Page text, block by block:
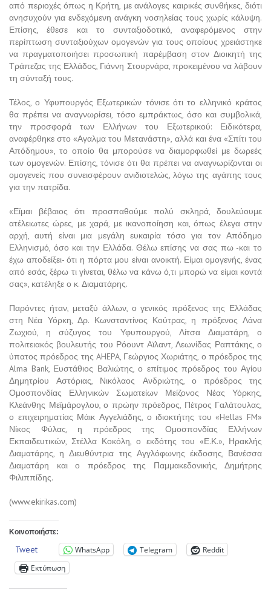
από περιοχές όπως η Κρήτη, με ανάλογες καιρικές συνθήκες, διότι
ανησυχούν για ενδεχόμενη ανάγκη νοσηλείας τους χωρίς κάλυψη.
Επίσης, έθεσε και το συνταξιοδοτικό, αναφερόμενος στην
περίπτωση συνταξιούχων ομογενών για τους οποίους χρειάστηκε
να πραγματοποιήσει προσωπική παρέμβαση στον Διοικητή της
Τράπεζας της Ελλάδος, Γιάννη Στουρνάρα, προκειμένου να λάβουν
τη σύνταξή τους.
Τέλος, ο Υφυπουργός Εξωτερικών τόνισε ότι το ελληνικό κράτος
θα πρέπει να αναγνωρίσει, τόσο εμπράκτως, όσο και συμβολικά,
την προσφορά των Ελλήνων του Εξωτερικού: Ειδικότερα,
αναφέρθηκε στο «Αγαλμα του Μετανάστη», αλλά και ένα «Σπίτι του
Απόδημου», το οποίο θα μπορούσε να διαμορφωθεί με δωρεές
των ομογενών. Επίσης, τόνισε ότι θα πρέπει να αναγνωρίζονται οι
ομογενείς που συνεισφέρουν ανιδιοτελώς, λόγω της αγάπης τους
για την πατρίδα.
«Είμαι βέβαιος ότι προσπαθούμε πολύ σκληρά, δουλεύουμε
ατέλειωτες ώρες, με χαρά, με ικανοποίηση και, όπως έλεγα στην
αρχή, αυτή είναι μια μεγάλη ευκαιρία τόσο για τον Απόδημο
Ελληνισμό, όσο και την Ελλάδα. Θέλω επίσης να σας πω -και το
έχω αποδείξει- ότι η πόρτα μου είναι ανοικτή. Είμαι ομογενής, ένας
από εσάς, ξέρω τι γίνεται, θέλω να κάνω ό,τι μπορώ να είμαι κοντά
σας», κατέληξε ο κ. Διαματάρης.
Παρόντες ήταν, μεταξύ άλλων, ο γενικός πρόξενος της Ελλάδας
στη Νέα Υόρκη, Δρ. Κωνσταντίνος Κούτρας, η πρόξενος Λάνα
Ζωχιού, η σύζυγος του Υφυπουργού, Λίτσα Διαματάρη, ο
πολιτειακός βουλευτής του Ρόουντ Αϊλαντ, Λεωνίδας Ραπτάκης, ο
ύπατος πρόεδρος της AHEPA, Γεώργιος Χωριάτης, ο πρόεδρος της
Alma Bank, Ευστάθιος Βαλιώτης, ο επίτιμος πρόεδρος του Αγίου
Δημητρίου Αστόριας, Νικόλαος Ανδριώτης, ο πρόεδρος της
Ομοσπονδίας Ελληνικών Σωματείων Μείζονος Νέας Υόρκης,
Κλεάνθης Μεϊμάρογλου, ο πρώην πρόεδρος, Πέτρος Γαλάτουλας,
ο επιχειρηματίας Μάικ Αγγελιάδης, ο ιδιοκτήτης του «Hellas FM»
Νίκος Φύλας, η πρόεδρος της Ομοσπονδίας Ελλήνων
Εκπαιδευτικών, Στέλλα Κοκόλη, ο εκδότης του «Ε.Κ.», Ηρακλής
Διαματάρης, η Διευθύντρια της Αγγλόφωνης έκδοσης, Βανέσσα
Διαματάρη και ο πρόεδρος της Παμμακεδονικής, Δημήτρης
Φιλιππίδης.
(www.ekirikas.com)
Κοινοποιήστε:
Tweet WhatsApp Telegram
Reddit
Εκτύπωση